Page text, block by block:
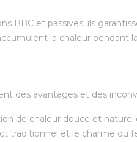
BBC et passives, ils
la chaleur pendant
des avantages et des
de chaleur douce et
traditionnel et le charme du